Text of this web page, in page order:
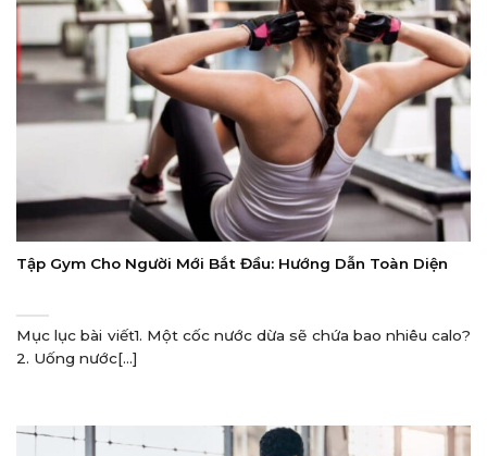
Tập Gym Cho Người Mới Bắt Đầu: Hướng Dẫn Toàn Diện
Mục lục bài viết1. Một cốc nước dừa sẽ chứa bao nhiêu calo?
2. Uống nước[...]